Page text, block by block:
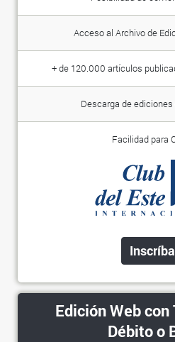
Acceso al Archivo de
+ de 120.000 artículos
Descarga de ediciones
Facilidad para
Edición Web
Débito o